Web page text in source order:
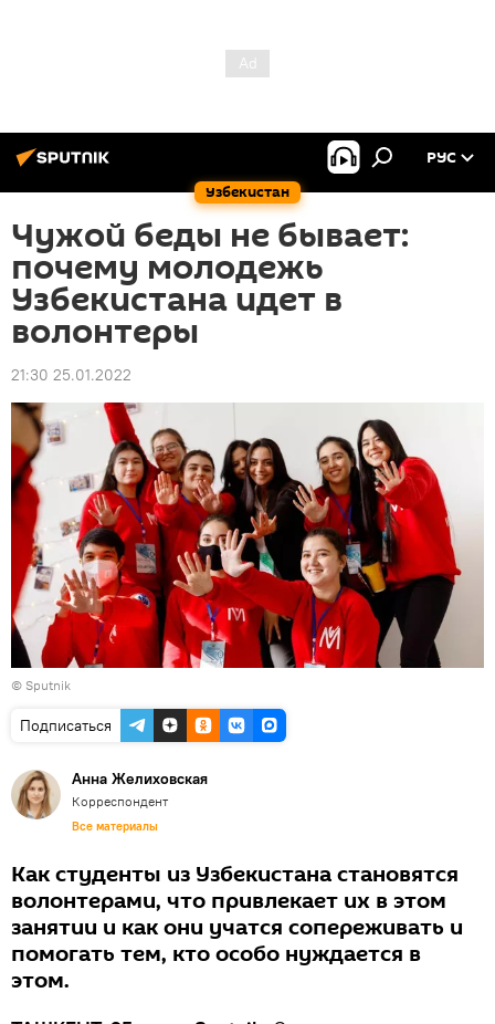
Узбекистан
РУС
Чужой беды не бывает:
почему молодежь
Узбекистана идет в
волонтеры
21:30 25.01.2022
© Sputnik
Подписаться
Анна Желиховская
Корреспондент
Все материалы
Как студенты из Узбекистана становятся
волонтерами, что привлекает их в этом
занятии и как они учатся сопереживать и
помогать тем, кто особо нуждается в
этом.